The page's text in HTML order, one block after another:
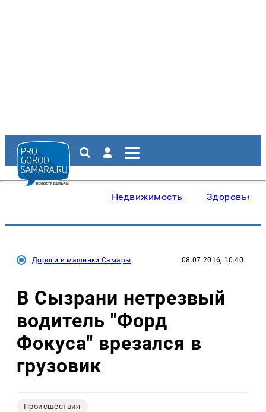
Недвижимость Здоровье
Дороги и машинки Самары 08.07.2016, 10:40
В Сызрани нетрезвый
водитель "Форд
Фокуса" врезался в
грузовик
Происшествия